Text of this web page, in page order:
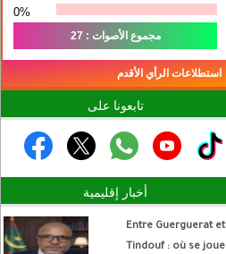
0%
مجموع الأصوات : 27
استطلاعات الرأي الأقدم
تابعونا على
أخبار إقليمية
Entre Guerguerat et
Tindouf : où se joue